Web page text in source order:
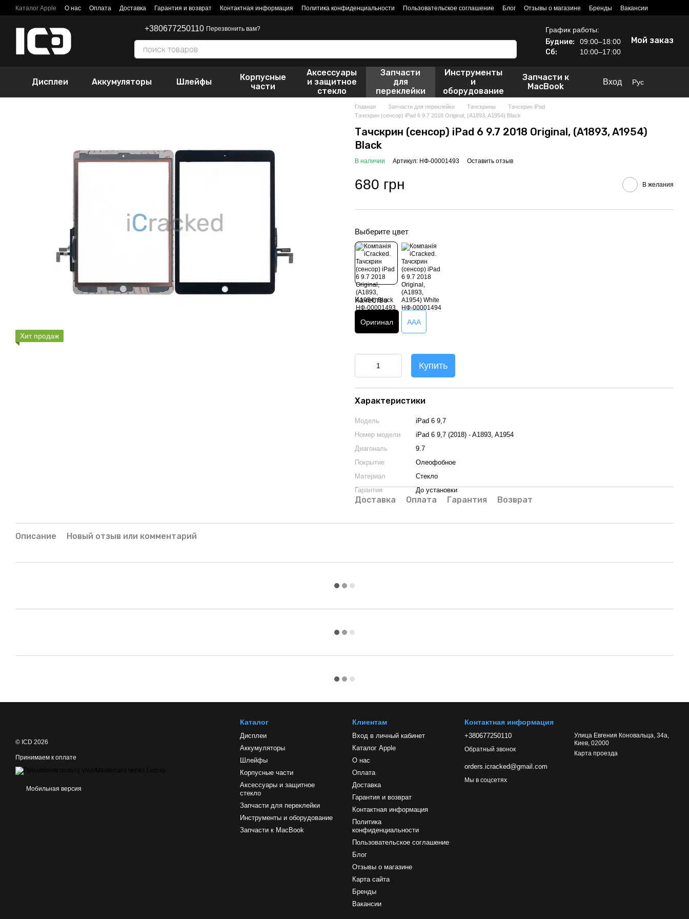
Перейти к основному контенту
Каталог Apple О нас Оплата Доставка Гарантия и возврат Контактная информация Политика конфиденциальности Пользовательское соглашение Блог Отзывы о магазине Бренды Вакансии
+380677250110 Перезвонить вам? График работы:
Будние: 09:00–18:00
Сб: 10:00–17:00
Мой заказ
Дисплеи Аккумуляторы Шлейфы
Корпусные
части
Аксессуары
и защитное
стекло
Запчасти
для
переклейки
Инструменты
и
оборудование
Запчасти к
MacBook
Вход Рус
Хит продаж
Главная Запчасти для переклейки Тачскрины
Тачскрин iPad
Тачскрин (сенсор) iPad 6 9.7 2018 Original, (A1893, A1954) Black
Тачскрин (сенсор) iPad 6 9.7 2018 Original, (A1893, A1954)
Black
В наличии Артикул: НФ-00001493 Оставить отзыв
680 грн В желания
Выберите цвет
Качество
Оригинал AAA
Купить
Характеристики
Модель
iPad 6 9,7
Номер модели
iPad 6 9,7 (2018) - A1893, A1954
Диагональ
9.7
Покрытие
Олеофобное
Материал
Стекло
Гарантия
До установки
Доставка Оплата Гарантия Возврат
Описание Новый отзыв или комментарий
© ICD 2026
Принимаем к оплате
Мобильная версия
Каталог
Дисплеи
Аккумуляторы
Шлейфы
Корпусные части
Аксессуары и защитное
стекло
Запчасти для переклейки
Инструменты и оборудование
Запчасти к MacBook
Клиентам
Вход в личный кабинет
Каталог Apple
О нас
Оплата
Доставка
Гарантия и возврат
Контактная информация
Политика
конфиденциальности
Пользовательское соглашение
Блог
Отзывы о магазине
Карта сайта
Бренды
Вакансии
Контактная информация
+380677250110
Обратный звонок
orders.icracked@gmail.com
Улица Евгения Коновальца, 34а,
Киев, 02000
Карта проезда
Мы в соцсетях